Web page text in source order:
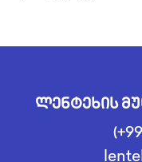
ლენტეხის